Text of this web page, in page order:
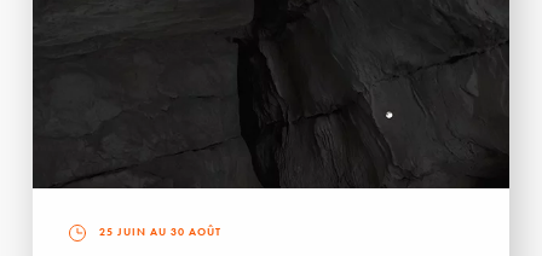
25 JUIN AU 30 AOÛT